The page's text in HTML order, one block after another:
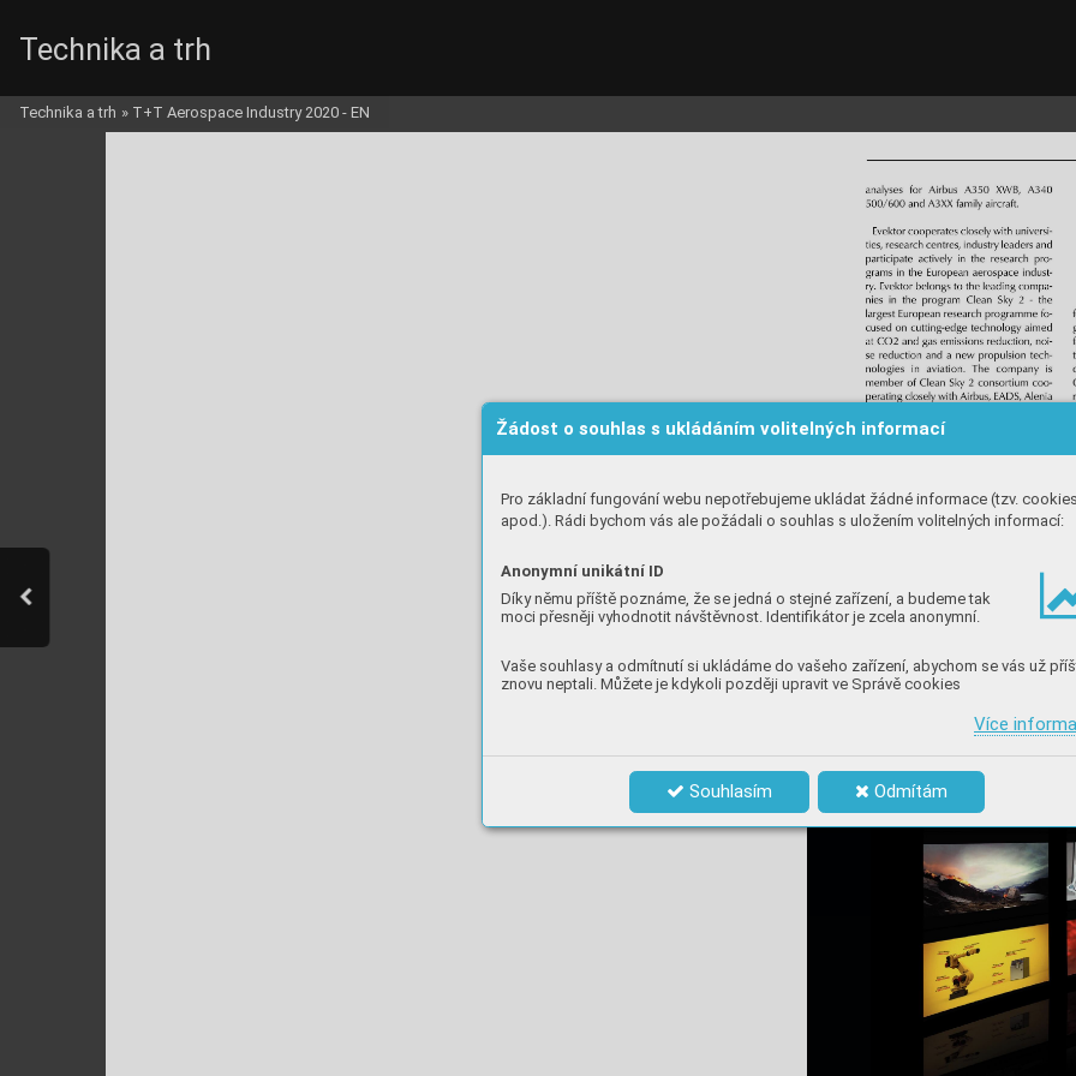
Žádost o souhlas s ukládáním volitelných informací
Pro základní fungování webu nepotřebujeme ukládat žádné informace (tzv.
apod.). Rádi bychom vás ale požádali o souhlas s uložením volitelných informací:
Anonymní unikátní ID
Díky němu příště poznáme, že se jedná o stejné zařízení, a budeme tak
moci přesněji vyhodnotit návštěvnost. Identifikátor je zcela anonymní.
Vaše souhlasy a odmítnutí si ukládáme do vašeho zařízení, abychom se vás už
znovu neptali. Můžete je kdykoli později upravit ve Správě cookies
Více
Souhlasím Odmítám
Technika a trh
Technika a trh » T+T Aerospace Industry 2020 - EN